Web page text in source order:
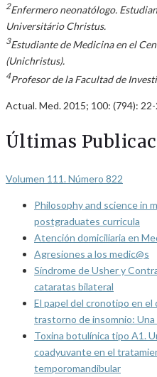
2Enfermero neonatólogo.
Universitário Christus.
3Estudiante de Medicina en el
(Unichristus).
4Profesor de la Facultad de
Actual. Med. 2015; 100: (794):
Últimas
Volumen 111. Número 822
Philosophy and science in
postgraduates curricula
Atención domiciliaria en
Agresiones a los medic@s
Síndrome de Usher y
cataratas bilateral
El papel del cronotipo en
trastorno de insomnio:
Toxina botulínica tipo A1.
coadyuvante en el
temporomandibular